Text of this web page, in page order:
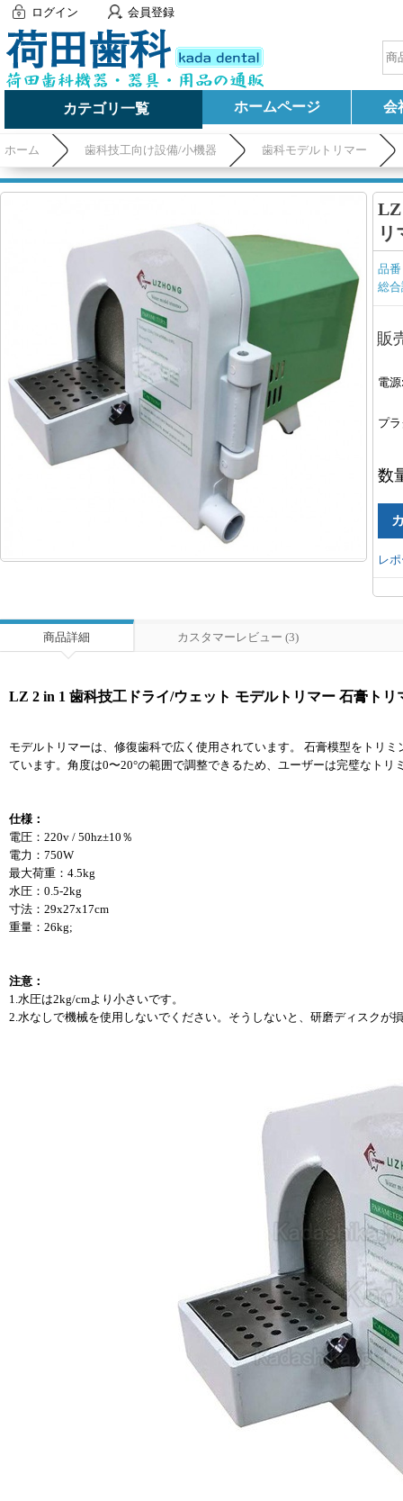
ログイン 会員登録
カテゴリ一覧 ホームページ 会
ホーム 歯科技工向け設備/小機器 歯科モデルトリマー
LZ
リ
品
総
販
電源:
プ
数
レ
商品詳細 カスタマーレビュー (3)
LZ 2 in 1 歯科技工ドライ/ウェット モデルトリマー 石膏トリ
モデルトリマーは、修復歯科で広く使用されています。 石膏模型をトリ
ています。角度は0〜20°の範囲で調整できるため、ユーザーは完璧なトリ
仕様：
電圧：220v / 50hz±10％
電力：750W
最大荷重：4.5kg
水圧：0.5-2kg
寸法：29x27x17cm
重量：26kg;
注意：
1.水圧は2kg/cmより小さいです。
2.水なしで機械を使用しないでください。そうしないと、研磨ディスクが